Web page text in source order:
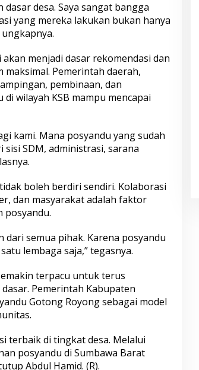
desa. Saya sangat bangga
yang mereka lakukan bukan hanya
menjadi dasar rekomendasi dan
Pemerintah daerah,
pembinaan, dan
wilayah KSB mampu mencapai
kami. Mana posyandu yang sudah
SDM, administrasi, sarana
boleh berdiri sendiri. Kolaborasi
dan masyarakat adalah faktor
posyandu.
semua pihak. Karena posyandu
lembaga saja,” tegasnya.
terpacu untuk terus
Pemerintah Kabupaten
Gotong Royong sebagai model
terbaik di tingkat desa. Melalui
posyandu di Sumbawa Barat
Abdul Hamid. (R).